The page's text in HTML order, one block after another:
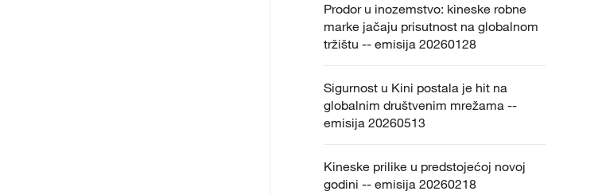
Prodor u inozemstvo: kineske robne
marke jačaju prisutnost na globalnom
tržištu -- emisija 20260128
Sigurnost u Kini postala je hit na
globalnim društvenim mrežama --
emisija 20260513
Kineske prilike u predstojećoj novoj
godini -- emisija 20260218